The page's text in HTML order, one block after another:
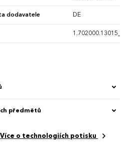
dodavatele DE
předmětů
Více o technologiích potisku